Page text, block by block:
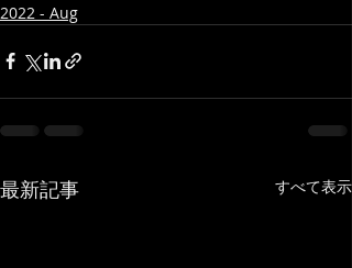
2022 - Aug
最新記事 すべて表示